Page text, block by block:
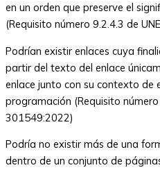
en un orden que preserve el
(Requisito número 9.2.4.3 de
Podrían existir enlaces cuya
partir del texto del enlace
enlace junto con su contexto de
programación (Requisito número
301549:2022)
Podría no existir más de una
dentro de un conjunto de